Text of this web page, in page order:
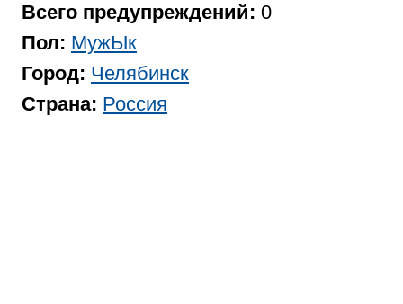
Всего предупреждений: 0
Пол: МужЫк
Город: Челябинск
Страна: Россия